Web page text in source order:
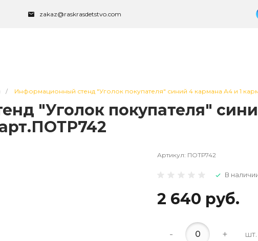
zakaz@raskrasdetstvo.com
/ Информационный стенд "Уголок покупателя" синий 4 кармана А4 и 1
"Уголок покупателя"
Артикул: ПОТР742
В
2 640 руб.
- + шт.